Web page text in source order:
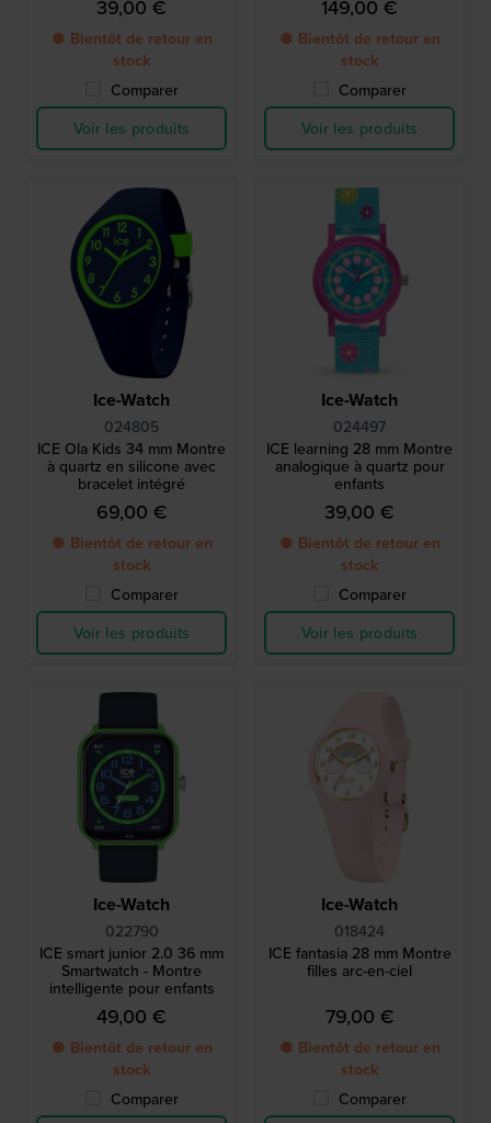
39,00 €
● Bientôt de retour en
stock
Comparer
Voir les produits
149,00 €
● Bientôt de retour en
stock
Comparer
Voir les produits
Ice-Watch
024805
ICE Ola Kids 34 mm Montre
à quartz en silicone avec
bracelet intégré
69,00 €
● Bientôt de retour en
stock
Comparer
Voir les produits
Ice-Watch
024497
ICE learning 28 mm Montre
analogique à quartz pour
enfants
39,00 €
● Bientôt de retour en
stock
Comparer
Voir les produits
Ice-Watch
022790
ICE smart junior 2.0 36 mm
Smartwatch - Montre
intelligente pour enfants
49,00 €
● Bientôt de retour en
stock
Comparer
Ice-Watch
018424
ICE fantasia 28 mm Montre
filles arc-en-ciel
79,00 €
● Bientôt de retour en
stock
Comparer